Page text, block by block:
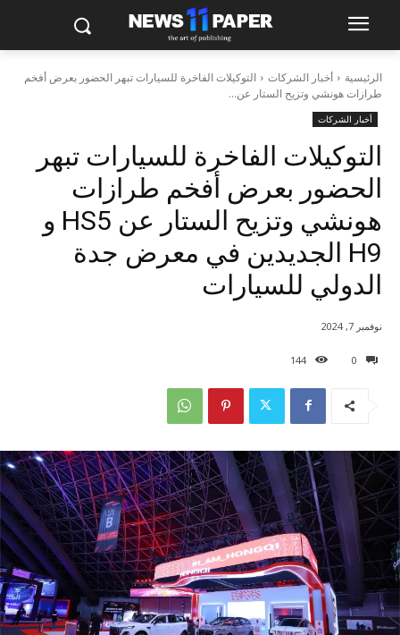
الرئيسية أخبار الشركات
التوكيلات الفاخرة للسيارات تبهر الحضور بعرض أفخم
طرازات هونشي وتزيح الستار عن...
أخبار الشركات
التوكيلات الفاخرة للسيارات تبهر
الحضور بعرض أفخم طرازات
هونشي وتزيح الستار عن HS5 و
H9 الجديدين في معرض جدة
الدولي للسيارات
0
144
نوفمبر 7, 2024